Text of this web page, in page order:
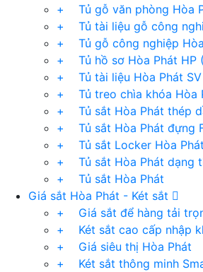
+ Tủ gỗ văn phòng Hòa
+ Tủ tài liệu gỗ công
+ Tủ gỗ công nghiệp
+ Tủ hồ sơ Hòa Phát HP
+ Tủ tài liệu Hòa Phát SV
+ Tủ treo chìa khóa Hòa
+ Tủ sắt Hòa Phát thép
+ Tủ sắt Hòa Phát đựng
+ Tủ sắt Locker Hòa
+ Tủ sắt Hòa Phát dạng
+ Tủ sắt Hòa Phát
Giá sắt Hòa Phát - Két sắt
+ Giá sắt để hàng tải
+ Két sắt cao cấp nhập
+ Giá siêu thị Hòa Phát
+ Két sắt thông minh